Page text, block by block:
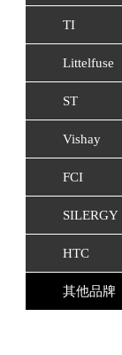
TI
Littelfuse
ST
Vishay
FCI
SILERGY
HTC
其他品牌